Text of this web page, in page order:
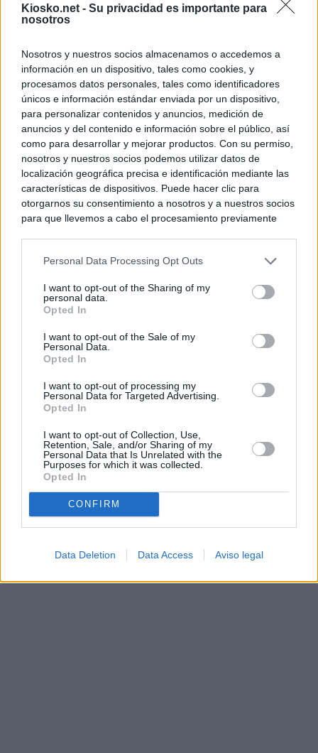
Kiosko.net - Su privacidad es importante para
nosotros
Nosotros y nuestros socios almacenamos o accedemos a
información en un dispositivo, tales como cookies, y
procesamos datos personales, tales como identificadores
únicos e información estándar enviada por un dispositivo,
para personalizar contenidos y anuncios, medición de
anuncios y del contenido e información sobre el público, así
como para desarrollar y mejorar productos. Con su permiso,
nosotros y nuestros socios podemos utilizar datos de
localización geográfica precisa e identificación mediante las
características de dispositivos. Puede hacer clic para
otorgarnos su consentimiento a nosotros y a nuestros socios
para que llevemos a cabo el procesamiento previamente
negar su consentimiento. Tenga en cuenta que algún
de su consentimiento, pero usted tiene el derecho de
rechazar tal procesamiento. Sus preferencias se aplicarán
cualquier momento entrando de nuevo en este sitio web o
visitando nuestra política de privacidad.
Personal Data Processing Opt Outs
I want to opt-out of the Sharing of my
personal data.
Opted In
I want to opt-out of the Sale of my
Personal Data.
Opted In
I want to opt-out of processing my
Personal Data for Targeted Advertising.
Opted In
I want to opt-out of Collection, Use,
Retention, Sale, and/or Sharing of my
Personal Data that Is Unrelated with the
Purposes for which it was collected.
Opted In
CONFIRM
Data Deletion Data Access Aviso legal